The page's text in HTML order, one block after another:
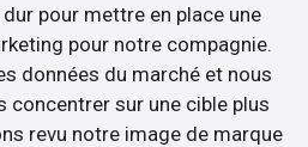
pour mettre en place une
pour notre compagnie.
données du marché et nous
concentrer sur une cible plus
revu notre image de marque